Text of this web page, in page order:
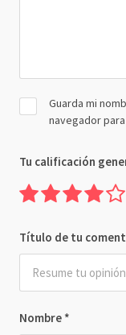
Nombre *
Guarda mi
navegador
Tu calificación
Título de tu